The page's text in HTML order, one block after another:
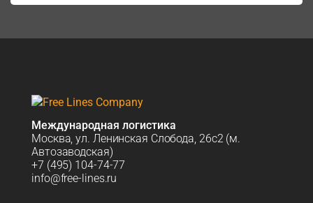
Международная логистика
Москва, ул. Ленинская Слобода, 26с2 (м.
Автозаводская)
+7 (495) 104-74-77
info@free-lines.ru